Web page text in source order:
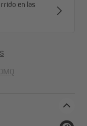
en las